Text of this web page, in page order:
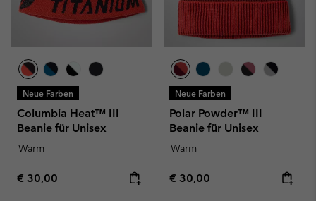
Neue Farben
Columbia Heat™ III
Beanie für Unisex
Warm
Regular price:
€ 30,00
Neue Farben
Polar Powder™ III
Beanie für Unisex
Warm
Regular price:
€ 30,00